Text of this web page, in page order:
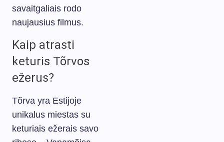
savaitgaliais rodo
naujausius filmus.
Kaip atrasti
keturis Tõrvos
ežerus?
Tõrva yra Estijoje
unikalus miestas su
keturiais ežerais savo